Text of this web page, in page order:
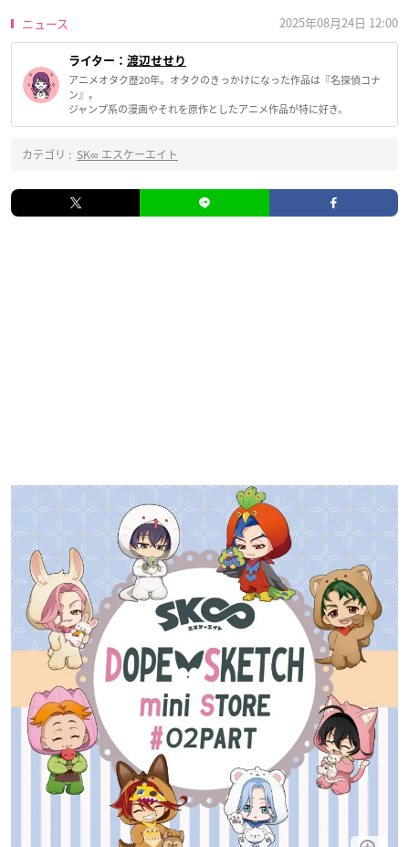
ニュース 2025年08月24日 12:00
ライター： 渡辺せせり
アニメオタク歴20年。オタクのきっかけになった作品は『名探偵コナ
ン』。
ジャンプ系の漫画やそれを原作としたアニメ作品が特に好き。
カテゴリ : SK∞ エスケーエイト